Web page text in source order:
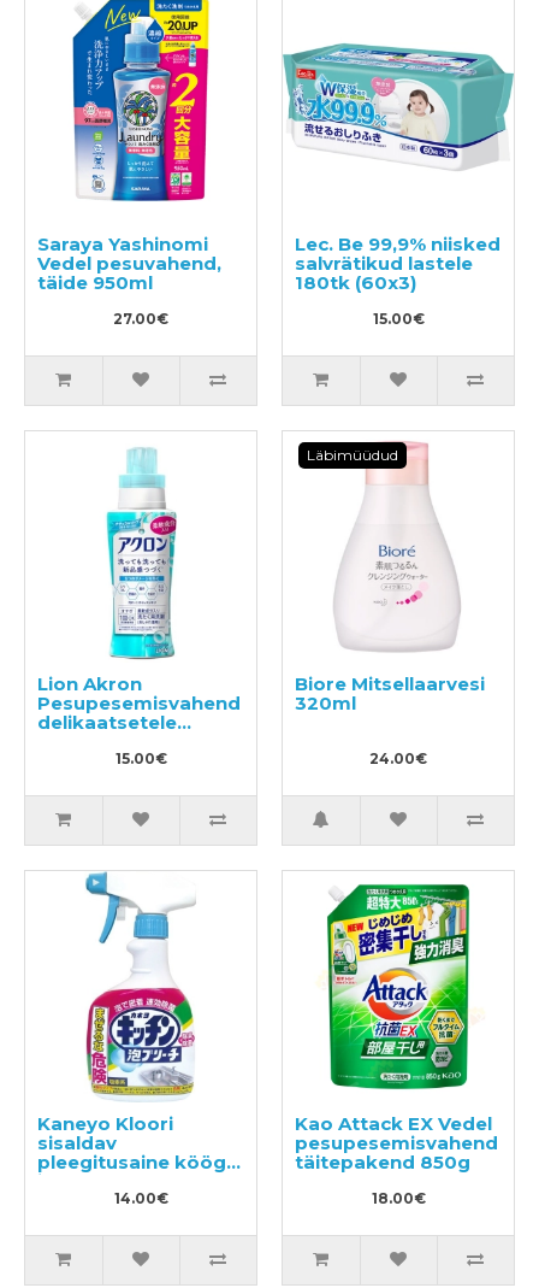
Saraya Yashinomi
Vedel pesuvahend,
täide 950ml
27.00€
Lec. Be 99,9% niisked
salvrätikud lastele
180tk (60x3)
15.00€
Lion Akron
Pesupesemisvahend
delikaatsetele
15.00€
Läbimüüdud
Biore Mitsellaarvesi
320ml
24.00€
Kaneyo Kloori
sisaldav
pleegitusaine köögi
jaoks 400ml
14.00€
Kao Attack EX Vedel
pesupesemisvahend
täitepakend 850g
18.00€